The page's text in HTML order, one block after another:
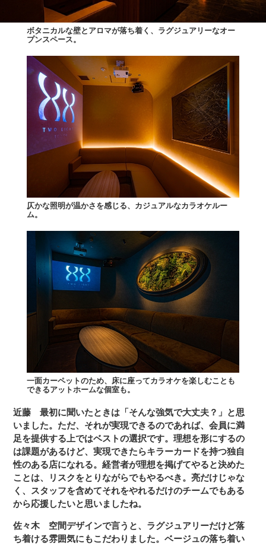
ボタニカルな壁とアロマが落ち着く、ラグジュアリーなオー
プンスペース。
仄かな照明が温かさを感じる、カジュアルなカラオケルー
ム。
一面カーペットのため、床に座ってカラオケを楽しむことも
できるアットホームな個室も。
近藤 最初に聞いたときは「そんな強気で大丈夫？」と思
いました。ただ、それが実現できるのであれば、会員に満
足を提供する上ではベストの選択です。理想を形にするの
は課題があるけど、実現できたらキラーカードを持つ独自
性のある店になれる。経営者が理想を掲げてやると決めた
ことは、リスクをとりながらでもやるべき。亮だけじゃな
く、スタッフを含めてそれをやれるだけのチームでもある
から応援したいと思いましたね。
佐々木空間デザインで言うと、ラグジュアリーだけど落
ち着ける雰囲気にもこだわりました。ベージュの落ち着い